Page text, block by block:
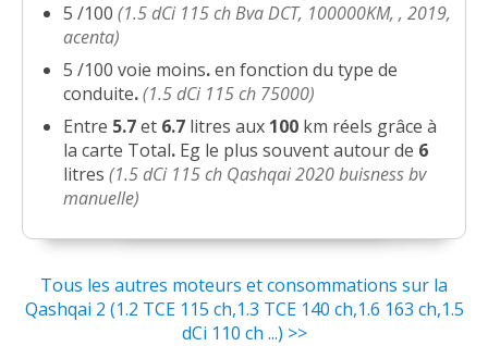
5 /100(1.5 dCi 115 ch Bva DCT, 100000KM, , 2019,
acenta)
5 /100 voie moins. en fonction du type de
conduite. (1.5 dCi 115 ch 75000)
Entre 5.7 et 6.7 litres aux 100 km réels grâce à
la carte Total. Eg le plus souvent autour de 6
litres(1.5 dCi 115 ch Qashqai 2020 buisness bv
manuelle)
Tous les autres moteurs et consommations sur la
Qashqai 2 (1.2 TCE 115 ch,1.3 TCE 140 ch,1.6 163 ch,1.5
dCi 110 ch ...) >>